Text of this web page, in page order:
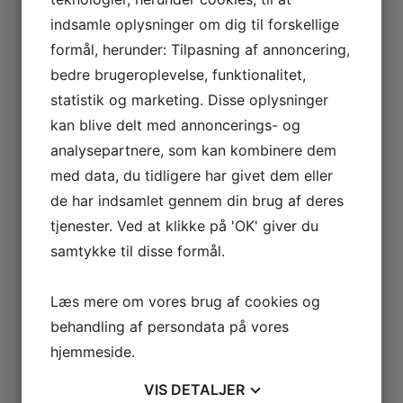
5.september 2026kl.19.45-22.00
Program
19.45 Velkomst og introduktion
20.30 Vi ender i Vinterstalden, hvor vi siger godnat til
Sagnlandets geder og æsler
21.00 Hygge og snak om bålet
Mødested: Ved Velkomstcentret i Sagnlandet Lejre –
Porten står åben.
Hvad er tusmørke?
Solnedgang 5. september 2026: kl. 19.58
indsamle oplysninger om dig til forskellige
formål, herunder: Tilpasning af annoncering,
bedre brugeroplevelse, funktionalitet,
statistik og marketing. Disse oplysninger
kan blive delt med annoncerings- og
analysepartnere, som kan kombinere dem
med data, du tidligere har givet dem eller
de har indsamlet gennem din brug af deres
tjenester. Ved at klikke på 'OK' giver du
samtykke til disse formål.
Læs mere om vores brug af cookies og
behandling af persondata på vores
hjemmeside.
VIS DETALJER